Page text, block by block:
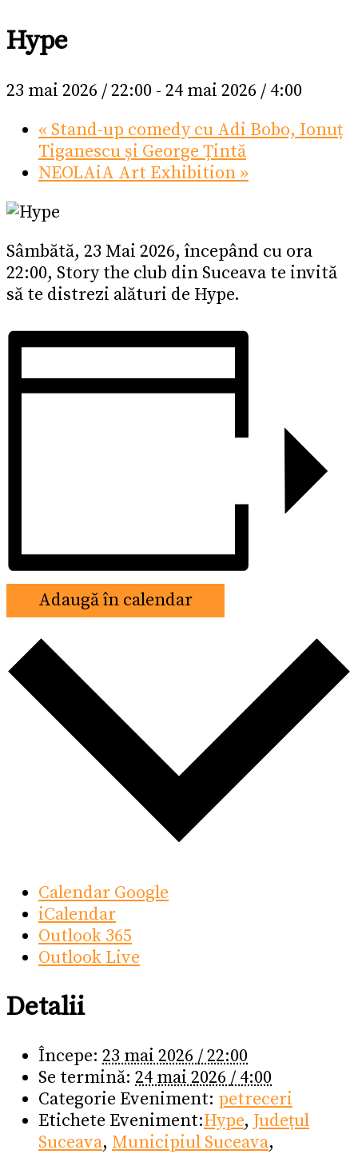
Hype
23 mai 2026 / 22:00 - 24 mai 2026 / 4:00
« Stand-up comedy cu Adi Bobo, Ionuț
Tiganescu și George Țintă
NEOLAiA Art Exhibition »
Sâmbătă, 23 Mai 2026, începând cu ora
22:00, Story the club din Suceava te invită
să te distrezi alături de Hype.
Adaugă în calendar
Calendar Google
iCalendar
Outlook 365
Outlook Live
Detalii
Începe: 23 mai 2026 / 22:00
Se termină: 24 mai 2026 / 4:00
Categorie Eveniment: petreceri
Etichete Eveniment:Hype, Județul
Suceava, Municipiul Suceava,